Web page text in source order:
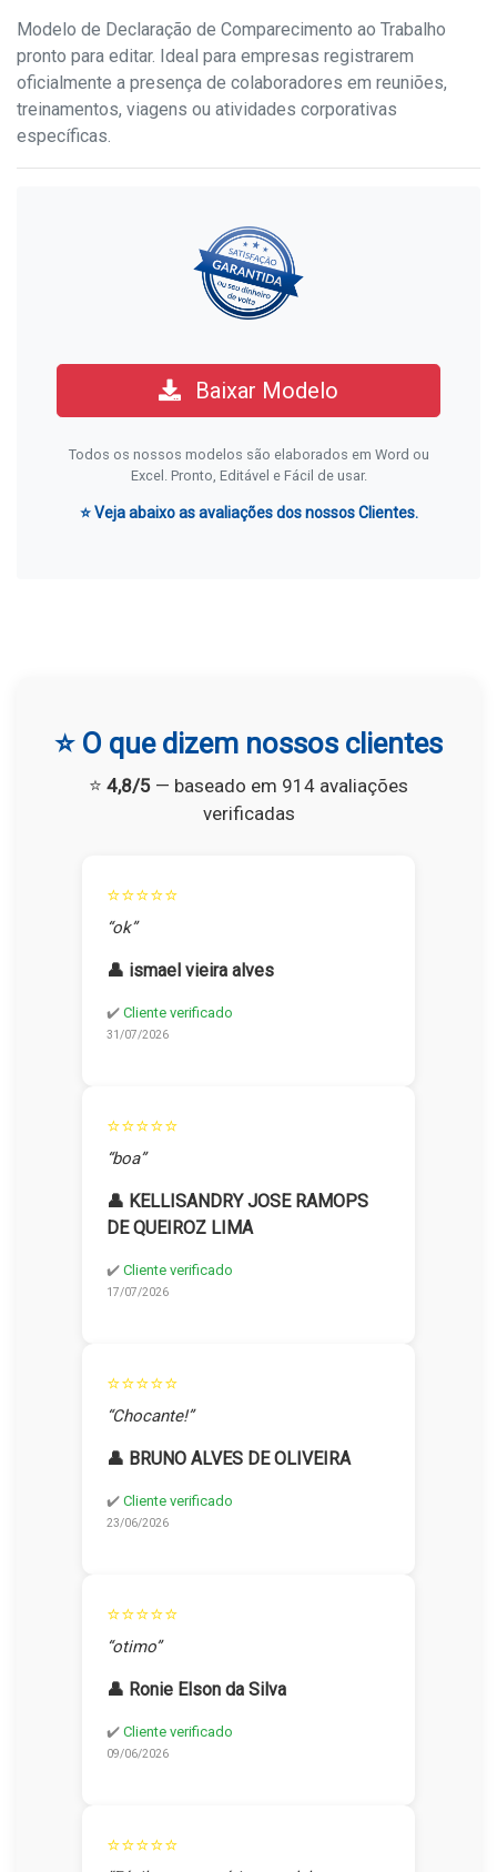
Modelo de Declaração de Comparecimento ao Trabalho
pronto para editar. Ideal para empresas registrarem
oficialmente a presença de colaboradores em reuniões,
treinamentos, viagens ou atividades corporativas
específicas.
Baixar Modelo
Todos os nossos modelos são elaborados em Word ou
Excel. Pronto, Editável e Fácil de usar.
⭐ Veja abaixo as avaliações dos nossos Clientes.
⭐ O que dizem nossos clientes
⭐ 4,8/5 — baseado em 914 avaliações
verificadas
⭐⭐⭐⭐⭐
“ok”
👤 ismael vieira alves
✔️ Cliente verificado
31/07/2026
⭐⭐⭐⭐⭐
“boa”
👤 KELLISANDRY JOSE RAMOPS
DE QUEIROZ LIMA
✔️ Cliente verificado
17/07/2026
⭐⭐⭐⭐⭐
“Chocante!”
👤 BRUNO ALVES DE OLIVEIRA
✔️ Cliente verificado
23/06/2026
⭐⭐⭐⭐⭐
“otimo”
👤 Ronie Elson da Silva
✔️ Cliente verificado
09/06/2026
⭐⭐⭐⭐⭐